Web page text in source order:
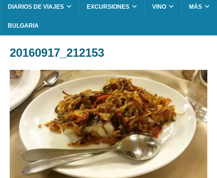
DIARIOS DE VIAJES EXCURSIONES VINO MÁS
BULGARIA
20160917_212153